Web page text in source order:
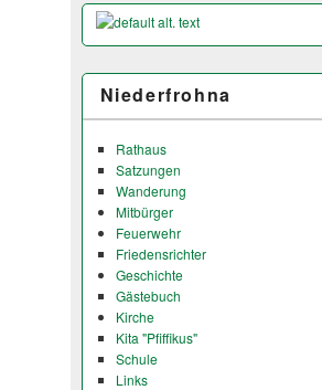
Niederfrohna
Rathaus
Satzungen
Wanderung
Mitbürger
Feuerwehr
Friedensrichter
Geschichte
Gästebuch
Kirche
Kita "Pfiffikus"
Schule
Links